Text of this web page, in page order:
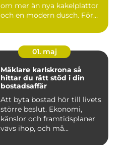
om mer än nya kakelplattor
och en modern dusch. För
01. maj
Mäklare karlskrona så
hittar du rätt stöd i din
bostadsaffär
Att byta bostad hör till livets
större beslut. Ekonomi,
känslor och framtidsplaner
vävs ihop, och må...